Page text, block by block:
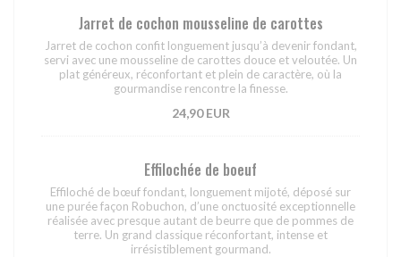
Jarret de cochon mousseline de carottes
Jarret de cochon confit longuement jusqu’à devenir fondant,
servi avec une mousseline de carottes douce et veloutée. Un
plat généreux, réconfortant et plein de caractère, où la
gourmandise rencontre la finesse.
24,90 EUR
Effilochée de boeuf
Effiloché de bœuf fondant, longuement mijoté, déposé sur
une purée façon Robuchon, d’une onctuosité exceptionnelle
réalisée avec presque autant de beurre que de pommes de
terre. Un grand classique réconfortant, intense et
irrésistiblement gourmand.